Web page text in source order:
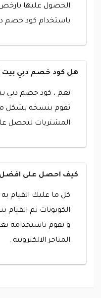
الحصول عليها
باستخدام كود خصم
هل كود خصم دبي بيت
نعم ، كود خصم دبي
تقوم بنسخه بشكل
المشتريات لتحصل
كيف احصل على افضل
كل ما عليك القيام
الكوبونات ثم
و تقوم باستخدامه
المتاجر الالكترونية .